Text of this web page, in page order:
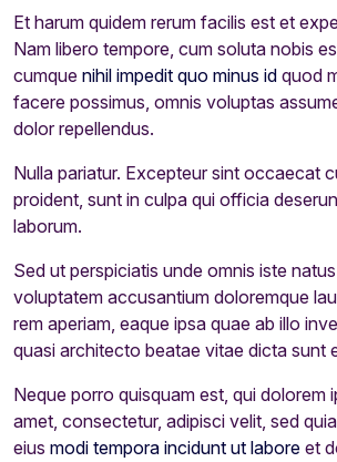
Et harum quidem rerum facilis est et
Nam libero tempore, cum soluta nobis
cumque nihil impedit quo minus id quod
facere possimus, omnis voluptas
dolor repellendus.
Nulla pariatur. Excepteur sint occaecat
proident, sunt in culpa qui officia
laborum.
Sed ut perspiciatis unde omnis iste
voluptatem accusantium doloremque
rem aperiam, eaque ipsa quae ab illo
quasi architecto beatae vitae dicta sunt
Neque porro quisquam est, qui dolorem
amet, consectetur, adipisci velit, sed
eius modi tempora incidunt ut labore et